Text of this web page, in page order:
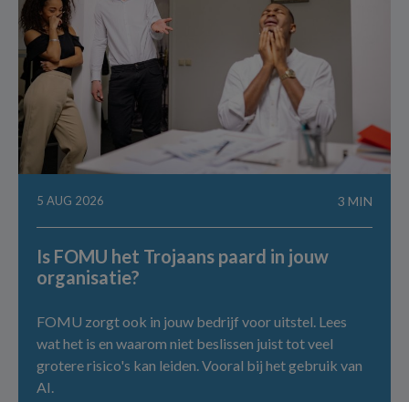
5 AUG 2026 3 MIN
Is FOMU het Trojaans paard in jouw
organisatie?
FOMU zorgt ook in jouw bedrijf voor uitstel. Lees
wat het is en waarom niet beslissen juist tot veel
grotere risico's kan leiden. Vooral bij het gebruik van
AI.